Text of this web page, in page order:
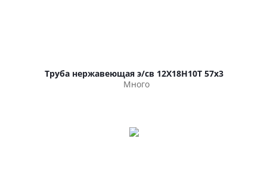
Труба нержавеющая э/св 12Х18Н10Т 57х3
Много